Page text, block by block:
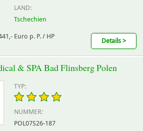
LAND:
Tschechien
Euro p. P. / HP
Details >
& SPA Bad Flinsberg Polen
TYP:
NUMMER:
POL07S26-187